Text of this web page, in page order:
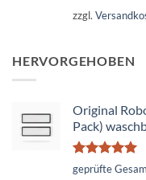
zzgl.
HERVORGEHOBEN
Original
Pack)
Bewertet
geprüfte